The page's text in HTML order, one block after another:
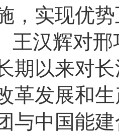
，实现优
王汉辉对
期以来对
革发展和
与中国能